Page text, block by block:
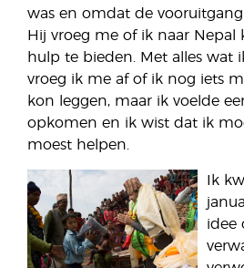
was en omdat de vooruitgang
Hij vroeg me of ik naar
hulp te bieden. Met alles wat
vroeg ik me af of ik nog iets
kon leggen, maar ik voelde
opkomen en ik wist dat ik
moest helpen.
Ik
idee